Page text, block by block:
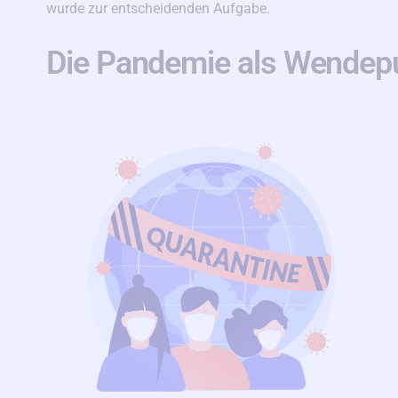
wurde zur entscheidenden Aufgabe.
Die Pandemie als